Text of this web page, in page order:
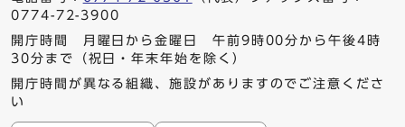
0774-72-3900
開庁時間 月曜日から金曜日 午前9時00分から午後4時
30分まで（祝日・年末年始を除く）
開庁時間が異なる組織、施設がありますのでご注意くださ
い